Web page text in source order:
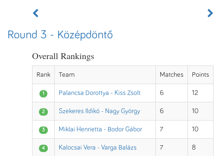
Round 3 - Középdöntő
Overall Rankings
Rank Team Matches Points
1 Palancsa Dorottya - Kiss Zsolt 6 12
2 Szekeres Ildikó - Nagy György 6 10
3 Miklai Henrietta - Bodor Gábor 7 10
4 Kalocsai Vera - Varga Balázs 7 8